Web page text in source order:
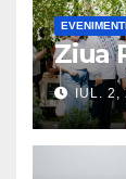
Ziua
IUL. 2,